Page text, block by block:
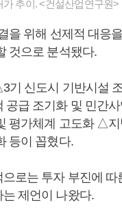
추이. <건설산업연구원>
을 위해 선제적 대응
것으로 분석됐다.
기 신도시 기반시설
공급 조기화 및 민간
평가체계 고도화 △
등이 꼽혔다.
로는 투자 부진에 따
제언이 나왔다.